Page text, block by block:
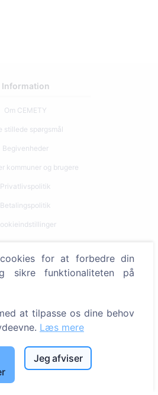
Information
Om CEMETY
stillede spørgsmål
Begivenheder
kommuner og brugere
Privatlivspolitik
Betalingspolitik
efter afdøde
Tjenester
Kontakt
LV40103618951
for at forbedre din
sikre funktionaliteten på
at tilpasse os dine behov
Læs mere
Jeg afviser